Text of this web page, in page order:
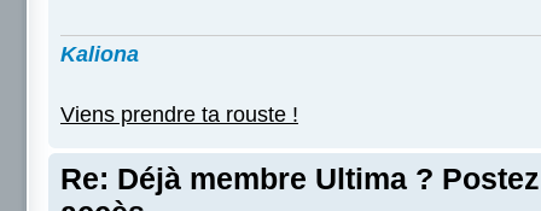
Kaliona
Viens prendre ta rouste !
Re: Déjà membre Ultima ?